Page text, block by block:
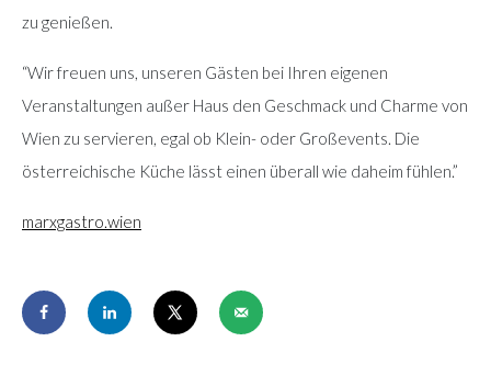
zu genießen.
“Wir freuen uns, unseren Gästen bei Ihren eigenen
Veranstaltungen außer Haus den Geschmack und Charme von
Wien zu servieren, egal ob Klein- oder Großevents. Die
österreichische Küche lässt einen überall wie daheim fühlen.”
marxgastro.wien